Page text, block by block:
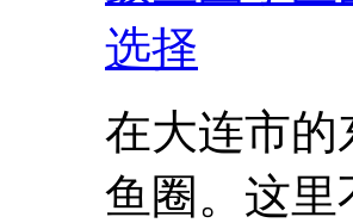
选择
在大连市
鱼圈。这里